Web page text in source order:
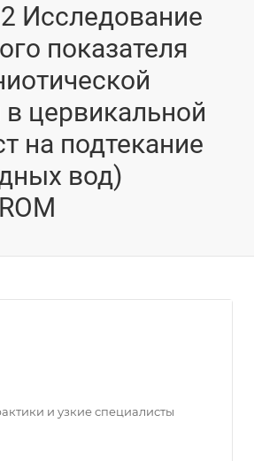
Исследование
показателя
цервикальной
на подтекание
вод)
и узкие специалисты